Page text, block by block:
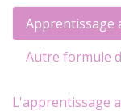
Apprentissage
Autre formule
L'apprentissage